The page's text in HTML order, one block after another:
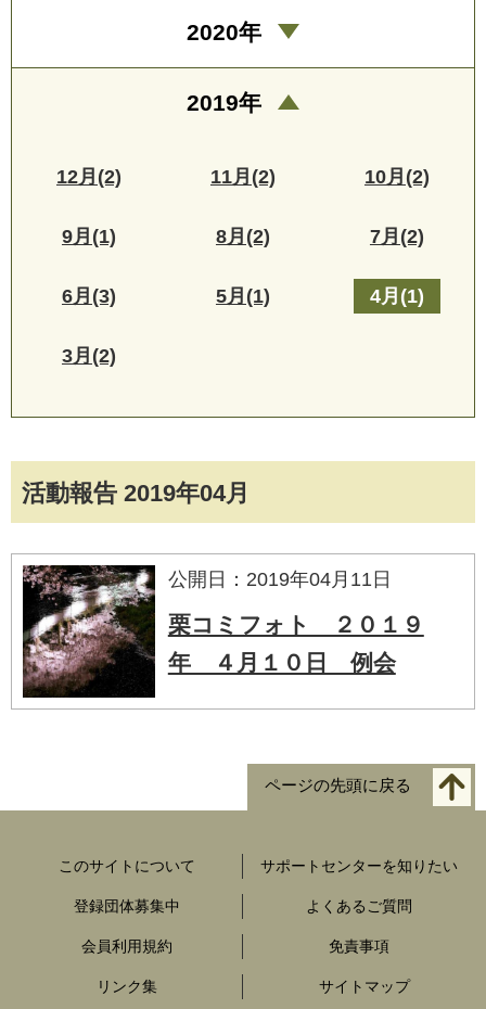
活動報告 2019年04月
公開日：2019年04月11日
栗コミフォト ２０１９
年 ４月１０日 例会
2020年
2019年
12月(2) 11月(2) 10月(2)
9月(1) 8月(2) 7月(2)
6月(3) 5月(1) 4月(1)
3月(2)
ページの先頭に戻る
このサイトについて サポートセンターを知りたい
登録団体募集中 よくあるご質問
会員利用規約 免責事項
リンク集 サイトマップ